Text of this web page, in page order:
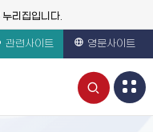
리집입니다.
관련사이트 영문사이트
트 목록 보기
통
합